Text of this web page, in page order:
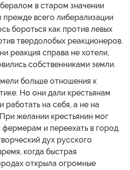
в старом значении
прежде всего либерализации
бороться как против левых
твердолобых реакционеров.
реакция справа не хотели,
собственниками земли.
больше отношения к
Но они дали крестьянам
работать на себя, а не на
желании крестьянин мог
и переехать в город.
дух русского
когда быстрая
открыла огромные